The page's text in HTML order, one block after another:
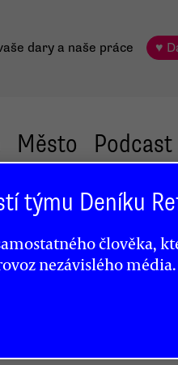
dary a naše práce ♥
Město Podcast
týmu Deníku
člověka,
nezávislého média.